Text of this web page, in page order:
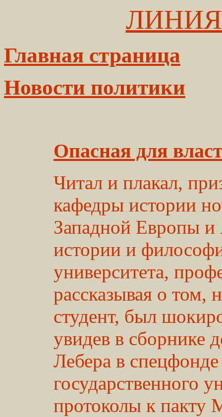
Главная страница
Новости политики
Опасная для
Читал и плакал,
кафедры истории
Западной Европы и
истории и
университета,
рассказывая о том,
студент, был
увидев в сборнике
Лебера в
государственного
протоколы к пакту